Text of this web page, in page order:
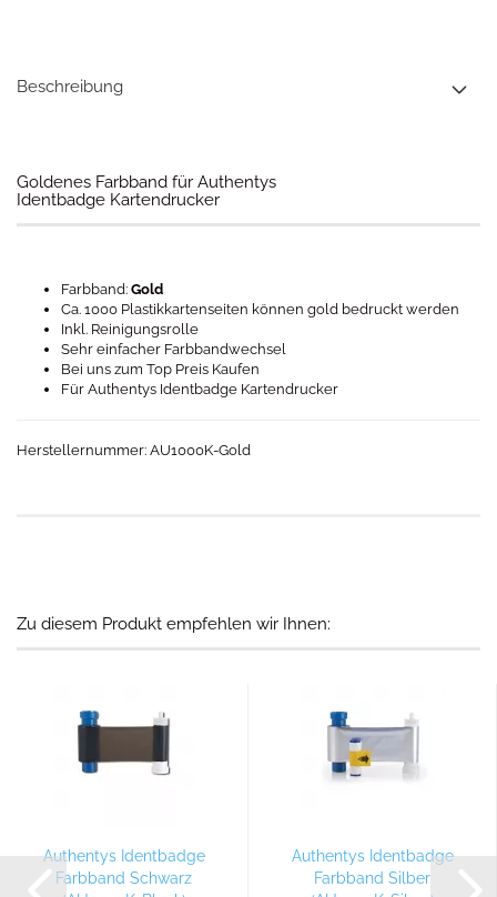
Beschreibung
Goldenes Farbband für Authentys
Identbadge Kartendrucker
Farbband: Gold
Ca. 1000 Plastikkartenseiten können gold bedruckt werden
Inkl. Reinigungsrolle
Sehr einfacher Farbbandwechsel
Bei uns zum Top Preis Kaufen
Für Authentys Identbadge Kartendrucker
Herstellernummer: AU1000K-Gold
Zu diesem Produkt empfehlen wir Ihnen:
Authentys Identbadge
Farbband Schwarz
Authentys Identbadge
Farbband Silber